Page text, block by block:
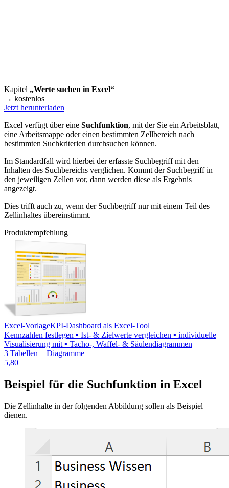
Kapitel „Werte suchen in Excel“
→ kostenlos
Jetzt herunterladen
Excel verfügt über eine Suchfunktion, mit der Sie ein Arbeitsblatt,
eine Arbeitsmappe oder einen bestimmten Zellbereich nach
bestimmten Suchkriterien durchsuchen können.
Im Standardfall wird hierbei der erfasste Suchbegriff mit den
Inhalten des Suchbereichs verglichen. Kommt der Suchbegriff in
den jeweiligen Zellen vor, dann werden diese als Ergebnis
angezeigt.
Dies trifft auch zu, wenn der Suchbegriff nur mit einem Teil des
Zellinhaltes übereinstimmt.
Produktempfehlung
Excel-VorlageKPI-Dashboard als Excel-Tool
Kennzahlen festlegen ▪ Ist- & Zielwerte vergleichen ▪ individuelle
Visualisierung mit ▪ Tacho-, Waffel- & Säulendiagrammen
3 Tabellen + Diagramme
5,80
Beispiel für die Suchfunktion in Excel
Die Zellinhalte in der folgenden Abbildung sollen als Beispiel
dienen.